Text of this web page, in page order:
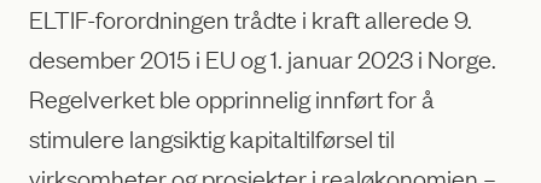
ELTIF-forordningen trådte i kraft allerede 9.
desember 2015 i EU og 1. januar 2023 i Norge.
Regelverket ble opprinnelig innført for å
stimulere langsiktig kapitaltilførsel til
virksomheter og prosjekter i realøkonomien –